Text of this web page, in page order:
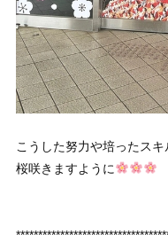
こうした努力や培ったスキ
桜咲きますように